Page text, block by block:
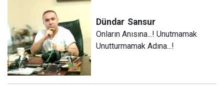
Dündar Sansur
Onların Anısına...! Unutmamak
Unutturmamak Adına...!